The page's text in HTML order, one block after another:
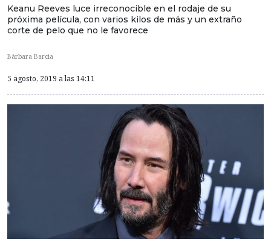
Keanu Reeves luce irreconocible en el rodaje de su
próxima película, con varios kilos de más y un extraño
corte de pelo que no le favorece
Bárbara Barcia
5 agosto, 2019 a las 14:11